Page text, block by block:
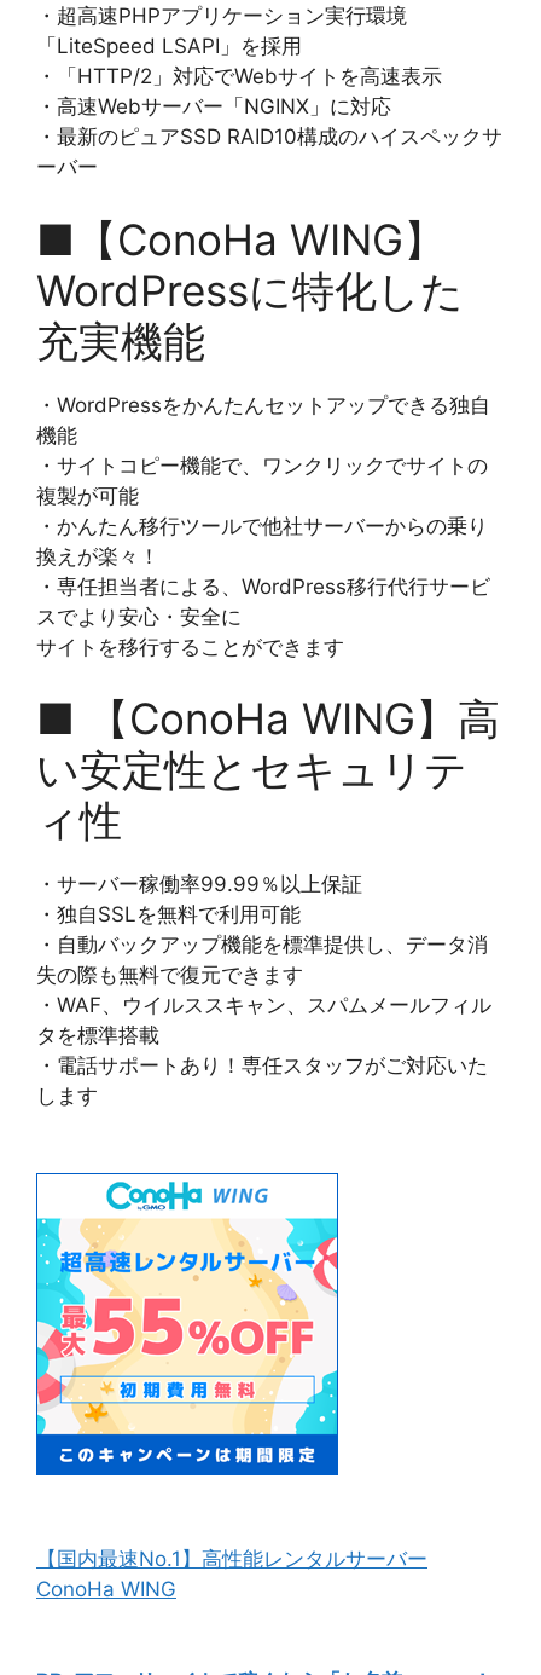
・超高速PHPアプリケーション実行環境
「LiteSpeed LSAPI」を採用
・「HTTP/2」対応でWebサイトを高速表示
・高速Webサーバー「NGINX」に対応
・最新のピュアSSD RAID10構成のハイスペックサ
ーバー
■【ConoHa WING】
WordPressに特化した
充実機能
・WordPressをかんたんセットアップできる独自
機能
・サイトコピー機能で、ワンクリックでサイトの
複製が可能
・かんたん移行ツールで他社サーバーからの乗り
換えが楽々！
・専任担当者による、WordPress移行代行サービ
スでより安心・安全に
サイトを移行することができます
■ 【ConoHa WING】高
い安定性とセキュリテ
ィ性
・サーバー稼働率99.99％以上保証
・独自SSLを無料で利用可能
・自動バックアップ機能を標準提供し、データ消
失の際も無料で復元できます
・WAF、ウイルススキャン、スパムメールフィル
タを標準搭載
・電話サポートあり！専任スタッフがご対応いた
します
【国内最速No.1】高性能レンタルサーバー
ConoHa WING